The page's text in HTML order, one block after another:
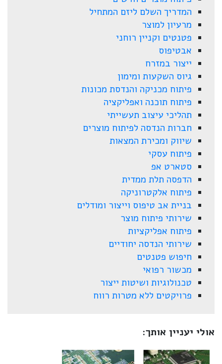
המדריך השלם ליזם המתחיל
מרעיון למוצר
פטנטים וקניין רוחני
אבטיפוס
ייצור במזרח
גיוס השקעות ומימון
פיתוח מכניקה והנדסת מכונות
פיתוח תוכנה ואפליקציה
תהליכי עיצוב תעשייתי
חברות הנדסה לפיתוח מוצרים
שיווק ומכירת המצאות
פיתוח עסקי
סטארט אפ
הדפסה תלת ממדית
פיתוח אלקטרוניקה
בניית אב טיפוס וייצור ומודלים
שירותי פיתוח מוצר
פיתוח אפליקציות
שירותי הנדסה יחודיים
חיפוש פטנטים
מכשור רפואי
טכנולוגיות ושיטות ייצור
פרויקטים ללא מטרות רווח
אולי יעניין אותך: